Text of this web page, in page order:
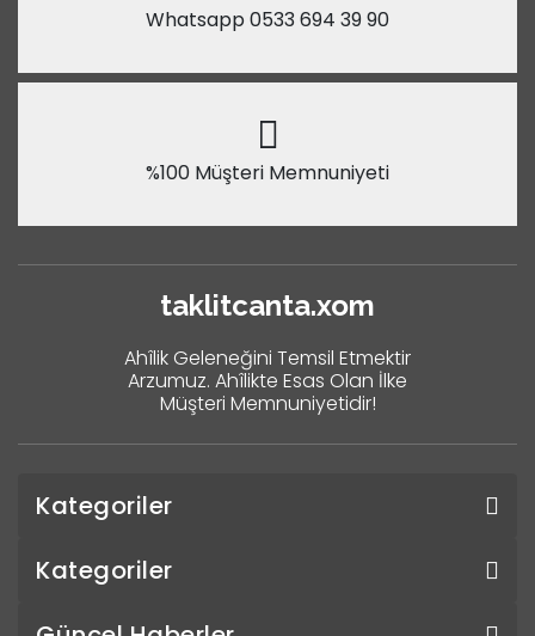
Whatsapp 0533 694 39 90
%100 Müşteri Memnuniyeti
taklitcanta.xom
Ahîlik Geleneğini Temsil Etmektir
Arzumuz. Ahîlikte Esas Olan İlke
Müşteri Memnuniyetidir!
Kategoriler
Kategoriler